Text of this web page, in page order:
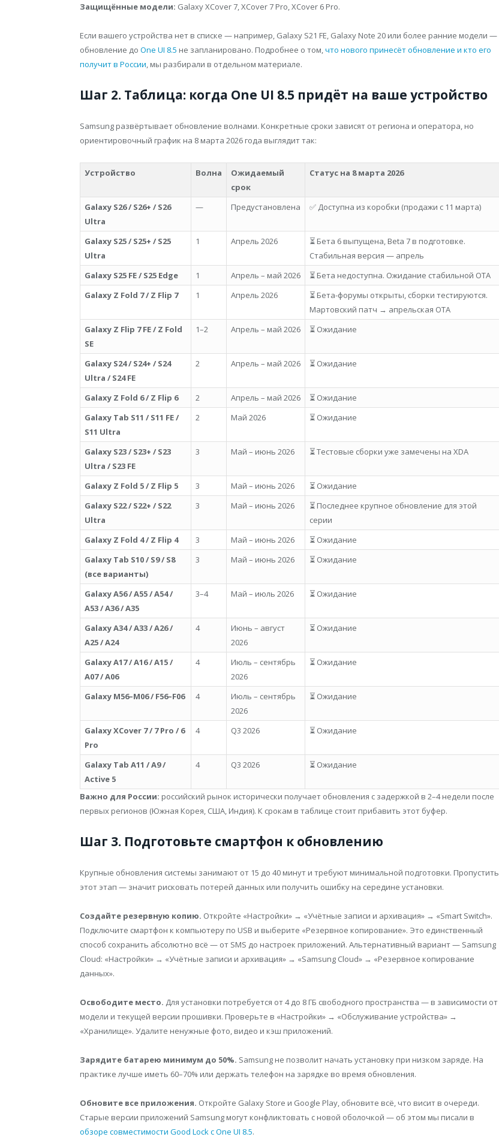
Защищённые модели: Galaxy XCover 7, XCover 7 Pro, XCover 6 Pro.
Если вашего устройства нет в списке — например, Galaxy S21 FE, Galaxy Note 20 или более ранние модели —
обновление до One UI 8.5 не запланировано. Подробнее о том,что нового принесёт обновление и кто его
получит в России, мы разбирали в отдельном материале.
Шаг 2. Таблица: когда One UI 8.5 придёт на ваше устройство
Samsung развёртывает обновление волнами. Конкретные сроки зависят от региона и оператора, но
ориентировочный график на 8 марта 2026 года выглядит так:
Устройство Волна
Ожидаемый
срок
Статус на 8 марта 2026
Galaxy S26 / S26+ / S26
Ultra
— Предустановлена ✅ Доступна из коробки (продажи с 11 марта)
Galaxy S25 / S25+ / S25
Ultra
1 Апрель 2026
⏳ Бета 6 выпущена, Beta 7 в подготовке.
Стабильная версия — апрель
Galaxy S25 FE / S25 Edge
1 Апрель – май 2026
⏳ Бета недоступна. Ожидание стабильной OTA
Galaxy Z Fold 7 / Z Flip 7
1 Апрель 2026
⏳ Бета-форумы открыты, сборки тестируются.
Мартовский патч → апрельская OTA
Galaxy Z Flip 7 FE / Z Fold
SE
1–2 Апрель – май 2026 ⏳ Ожидание
Galaxy S24 / S24+ / S24
Ultra / S24 FE
2 Апрель – май 2026 ⏳ Ожидание
Galaxy Z Fold 6 / Z Flip 6 2 Апрель – май 2026
⏳ Ожидание
Galaxy Tab S11 / S11 FE /
S11 Ultra
2 Май 2026 ⏳ Ожидание
Galaxy S23 / S23+ / S23
Ultra / S23 FE
3 Май – июнь 2026 ⏳ Тестовые сборки уже замечены на XDA
Galaxy Z Fold 5 / Z Flip 5 3 Май – июнь 2026
⏳ Ожидание
Galaxy S22 / S22+ / S22
Ultra
3 Май – июнь 2026
⏳ Последнее крупное обновление для этой
серии
Galaxy Z Fold 4 / Z Flip 4
3 Май – июнь 2026
⏳ Ожидание
Galaxy Tab S10 / S9 / S8
(все варианты)
3 Май – июнь 2026 ⏳ Ожидание
Galaxy A56 / A55 / A54 /
A53 / A36 / A35
3–4 Май – июль 2026 ⏳ Ожидание
Galaxy A34 / A33 / A26 /
A25 / A24
4
Июнь – август
2026
⏳ Ожидание
Galaxy A17 / A16 / A15 /
A07 / A06
4
Июль – сентябрь
2026
⏳ Ожидание
Galaxy M56–M06 / F56–F06 4
Июль – сентябрь
2026
⏳ Ожидание
Galaxy XCover 7 / 7 Pro / 6
Pro
4 Q3 2026 ⏳ Ожидание
Galaxy Tab A11 / A9 /
Active 5
4 Q3 2026 ⏳ Ожидание
Важно для России: российский рынок исторически получает обновления с задержкой в 2–4 недели после
первых регионов (Южная Корея, США, Индия). К срокам в таблице стоит прибавить этот буфер.
Шаг 3. Подготовьте смартфон к обновлению
Крупные обновления системы занимают от 15 до 40 минут и требуют минимальной подготовки. Пропустить
этот этап — значит рисковать потерей данных или получить ошибку на середине установки.
Создайте резервную копию. Откройте «Настройки» → «Учётные записи и архивация» → «Smart Switch».
Подключите смартфон к компьютеру по USB и выберите «Резервное копирование». Это единственный
способ сохранить абсолютно всё — от SMS до настроек приложений. Альтернативный вариант — Samsung
Cloud: «Настройки» → «Учётные записи и архивация» → «Samsung Cloud» → «Резервное копирование
данных».
Освободите место. Для установки потребуется от 4 до 8 ГБ свободного пространства — в зависимости от
модели и текущей версии прошивки. Проверьте в «Настройки» → «Обслуживание устройства» →
«Хранилище». Удалите ненужные фото, видео и кэш приложений.
Зарядите батарею минимум до 50%. Samsung не позволит начать установку при низком заряде. На
практике лучше иметь 60–70% или держать телефон на зарядке во время обновления.
Обновите все приложения. Откройте Galaxy Store и Google Play, обновите всё, что висит в очереди.
Старые версии приложений Samsung могут конфликтовать с новой оболочкой — об этом мы писали в
обзоре совместимости Good Lock с One UI 8.5.